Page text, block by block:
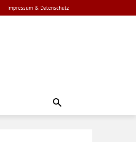
Impressum & Datenschutz